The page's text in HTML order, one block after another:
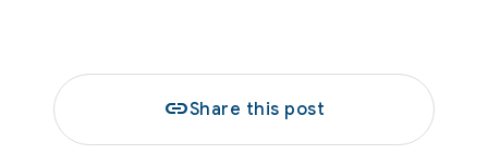
linkShare this post